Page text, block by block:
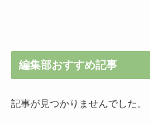
編集部おすすめ記事
記事が見つかりませんでした。